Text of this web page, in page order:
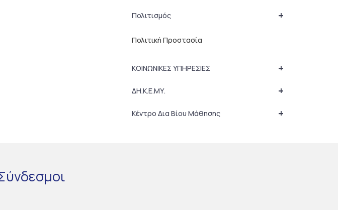
+
Πολιτισμός
Πολιτική Προστασία
+
ΚΟΙΝΩΝΙΚΕΣ ΥΠΗΡΕΣΙΕΣ
+
ΔΗ.Κ.Ε.ΜΥ.
+
Κέντρο Δια Βίου Μάθησης